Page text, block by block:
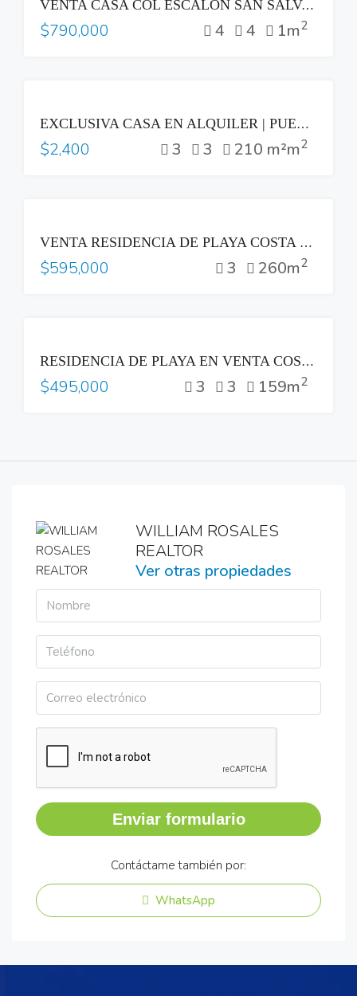
VENTA CASA COL ESCALÓN SAN SALVADOR ZONA PLAZA BEETHOVEN
$790,000 4 4 1m2
EXCLUSIVA CASA EN ALQUILER | PUERTA DEL BÁLSAMO II, NUEVO CUSCATLÁN
$2,400 3 3 210 m²m2
VENTA RESIDENCIA DE PLAYA COSTA DEL SOL
$595,000 3 260m2
RESIDENCIA DE PLAYA EN VENTA COSTA DEL SOL
$495,000 3 3 159m2
WILLIAM ROSALES
REALTOR
Ver otras propiedades
Enviar formulario
Contáctame también por:
WhatsApp